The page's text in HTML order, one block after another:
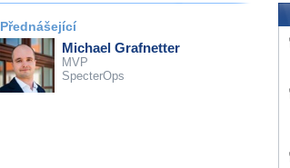
Přednášející
Michael Grafnetter
MVP
SpecterOps